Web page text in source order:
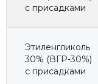
с присадками
Этиленгликоль
30% (ВГР-30%)
с присадками